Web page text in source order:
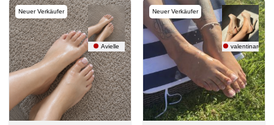
Neuer Verkäufer
Avielle
Neuer Verkäufer
valentinarose